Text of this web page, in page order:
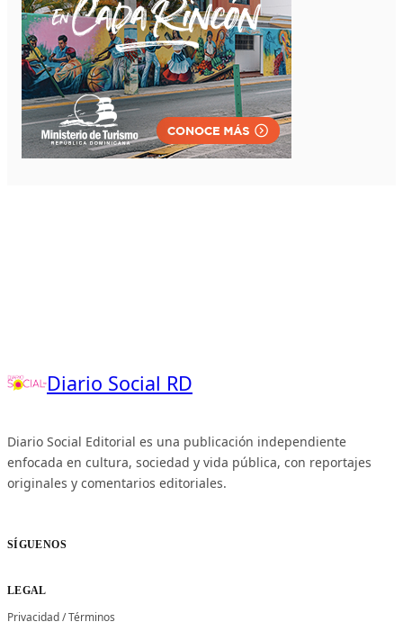
Diario Social RD
Diario Social Editorial es una publicación independiente
enfocada en cultura, sociedad y vida pública, con reportajes
originales y comentarios editoriales.
SÍGUENOS
LEGAL
Privacidad/Términos